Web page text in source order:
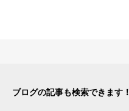
ブログの記事も検索できます！